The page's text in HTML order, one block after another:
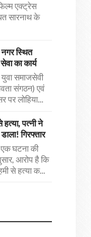
एक्ट्रेस
सारनाथ के
नगर स्थित
का कार्य
समाजसेवी
संगठन) एवं
पर लोहिया...
पत्नी ने
गिरफ्तार
एक घटना की
आरोप है कि
से हत्या क...